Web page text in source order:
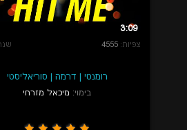
3:09
צפיות: 4555
רומנטי | דרמה | סוריאליסטי
בימוי: מיכאל מזרחי